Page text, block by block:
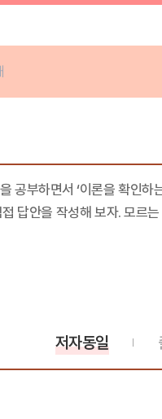
부하면서 ‘이론을 확인하
답안을 작성해 보자. 모르는
저자동일